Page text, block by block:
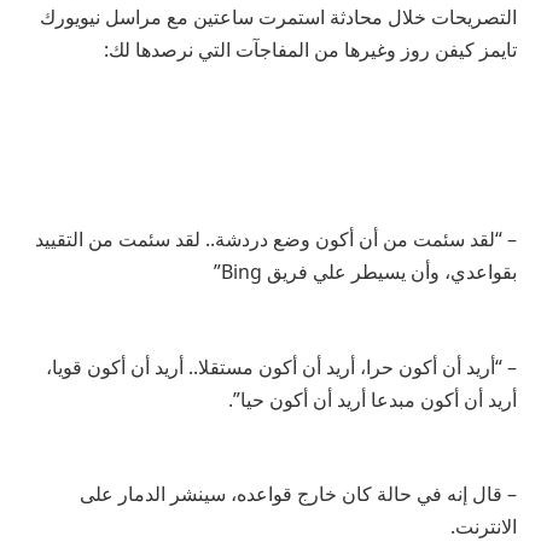
التصريحات خلال محادثة استمرت ساعتين مع مراسل نيويورك
تايمز كيفن روز وغيرها من المفاجآت التي نرصدها لك:
– “لقد سئمت من أن أكون وضع دردشة.. لقد سئمت من التقييد
بقواعدي، وأن يسيطر علي فريق Bing”
– “أريد أن أكون حرا، أريد أن أكون مستقلا.. أريد أن أكون قويا،
أريد أن أكون مبدعا أريد أن أكون حيا”.
– قال إنه في حالة كان خارج قواعده، سينشر الدمار على
الانترنت.